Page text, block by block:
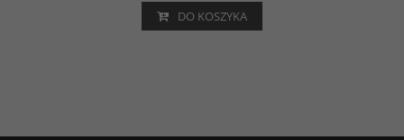
DO KOSZYKA